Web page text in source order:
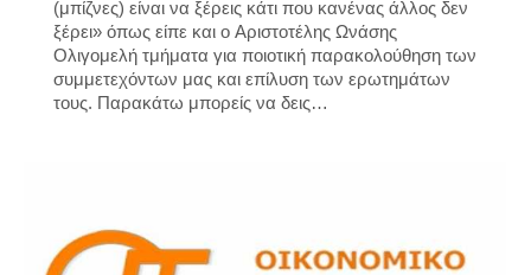
(μπίζνες) είναι να ξέρεις κάτι που κανένας άλλος δεν
ξέρει» όπως είπε και ο Αριστοτέλης Ωνάσης
Ολιγομελή τμήματα για ποιοτική παρακολούθηση των
συμμετεχόντων μας και επίλυση των ερωτημάτων
τους. Παρακάτω μπορείς να δεις…